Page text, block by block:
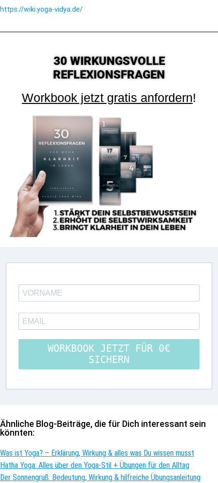
https://wiki.yoga-vidya.de/
30 WIRKUNGSVOLLE
REFLEXIONSFRAGEN
Workbook jetzt gratis anfordern!
WORKBOOK JETZT FÜR 0€
SICHERN
Ähnliche Blog-Beiträge, die für Dich interessant sein
könnten:
Was ist Yoga? – Erklärung, Wirkung & alles was Du wissen musst
Hatha Yoga: Alles über den Yoga-Stil + Übungen für den Alltag
Der Sonnengruß: Bedeutung, Wirkung & hilfreiche Übungsanleitung